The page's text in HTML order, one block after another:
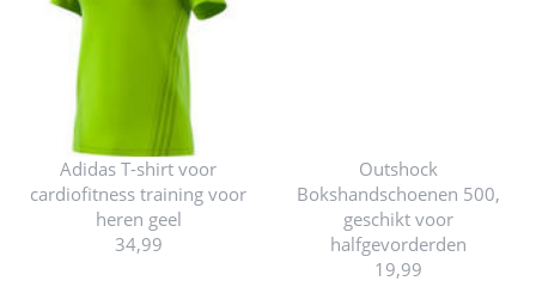
Adidas T-shirt voor
cardiofitness training voor
heren geel
34,99
Outshock
Bokshandschoenen 500,
geschikt voor
halfgevorderden
19,99